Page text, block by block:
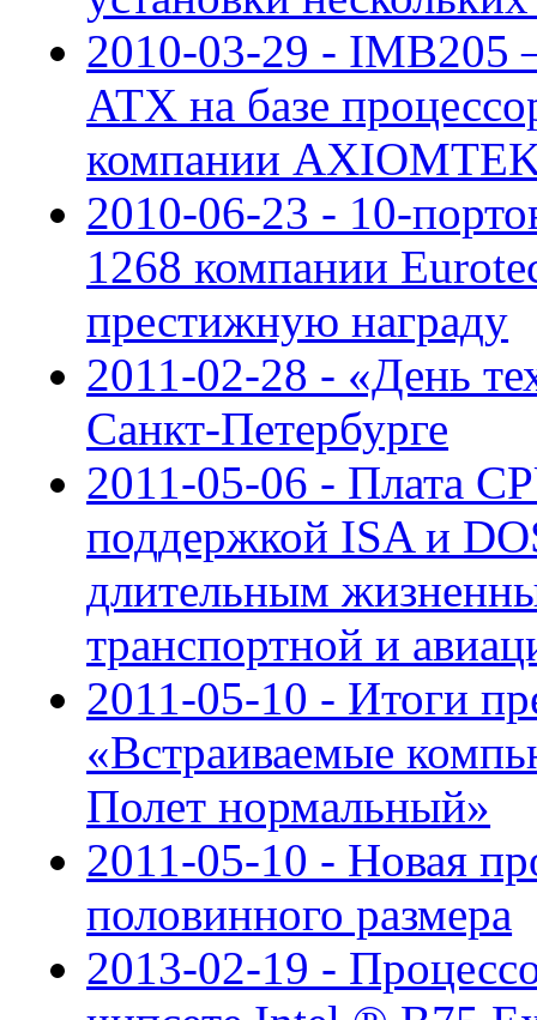
2010-03-29 - IMB205
ATX на базе
компании
2010-06-23 - 10-
1268 компании
престижную награду
2011-02-28 - «День
Санкт-Петербурге
2011-05-06 - Плата
поддержкой ISA и
длительным
транспортной и
2011-05-10 - Итоги
«Встраиваемые
Полет нормальный»
2011-05-10 - Новая
половинного размера
2013-02-19 -